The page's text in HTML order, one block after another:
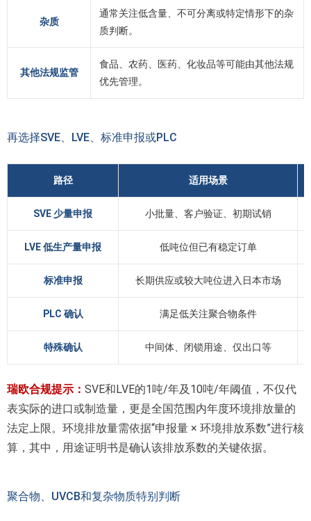
杂质
通常关注低含量、不可分离或特定情形下的杂
质判断。
其他法规监管
食品、农药、医药、化妆品等可能由其他法规
优先管理。
再选择SVE、LVE、标准申报或PLC
路径 适用场景
SVE 少量申报 小批量、客户验证、初期试销
LVE 低生产量申报 低吨位但已有稳定订单
标准申报 长期供应或较大吨位进入日本市场
PLC 确认 满足低关注聚合物条件
特殊确认 中间体、闭锁用途、仅出口等
瑞欧合规提示： SVE和LVE的1吨/年及10吨/年阈值，不仅代
表实际的进口或制造量，更是全国范围内年度环境排放量的
法定上限。环境排放量需依据“申报量 × 环境排放系数”进行核
算，其中，用途证明书是确认该排放系数的关键依据。
聚合物、UVCB和复杂物质特别判断